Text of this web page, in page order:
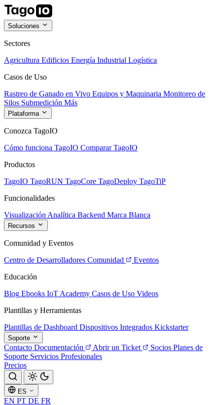
Soluciones
Sectores
Agricultura Edificios Energía Industrial Logística
Casos de Uso
Rastreo de Ganado en Vivo Equipos y Maquinaria Monitoreo de
Silos Submedición Más
Plataforma
Conozca TagoIO
Cómo funciona TagoIO Comparar TagoIO
Productos
TagoIO TagoRUN TagoCore TagoDeploy TagoTiP
Funcionalidades
Visualización Analítica Backend Marca Blanca
Recursos
Comunidad y Eventos
Centro de Desarrolladores Comunidad
Eventos
Educación
Blog Ebooks IoT Academy Casos de Uso Videos
Plantillas y Herramientas
Plantillas de Dashboard Dispositivos Integrados Kickstarter
Soporte
Contacto Documentación Abrir un Ticket Socios Planes de
Soporte Servicios Profesionales
Precios
ES
EN PT DE FR